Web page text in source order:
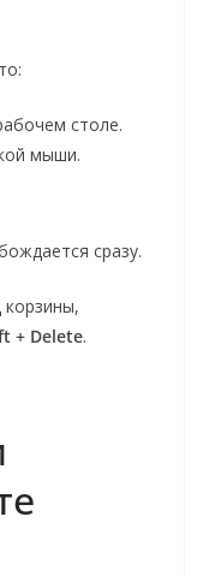
столе.
мыши.
сразу.
+ Delete.